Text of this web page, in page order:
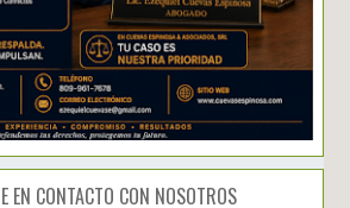
EN CONTACTO CON NOSOTROS